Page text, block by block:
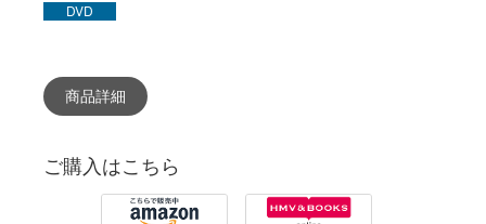
DVD
商品詳細
ご購入はこちら